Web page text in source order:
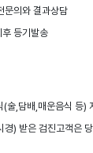
문의와 결과상담
등기발송
술,담배,매운음식 등)
) 받은 검진고객은